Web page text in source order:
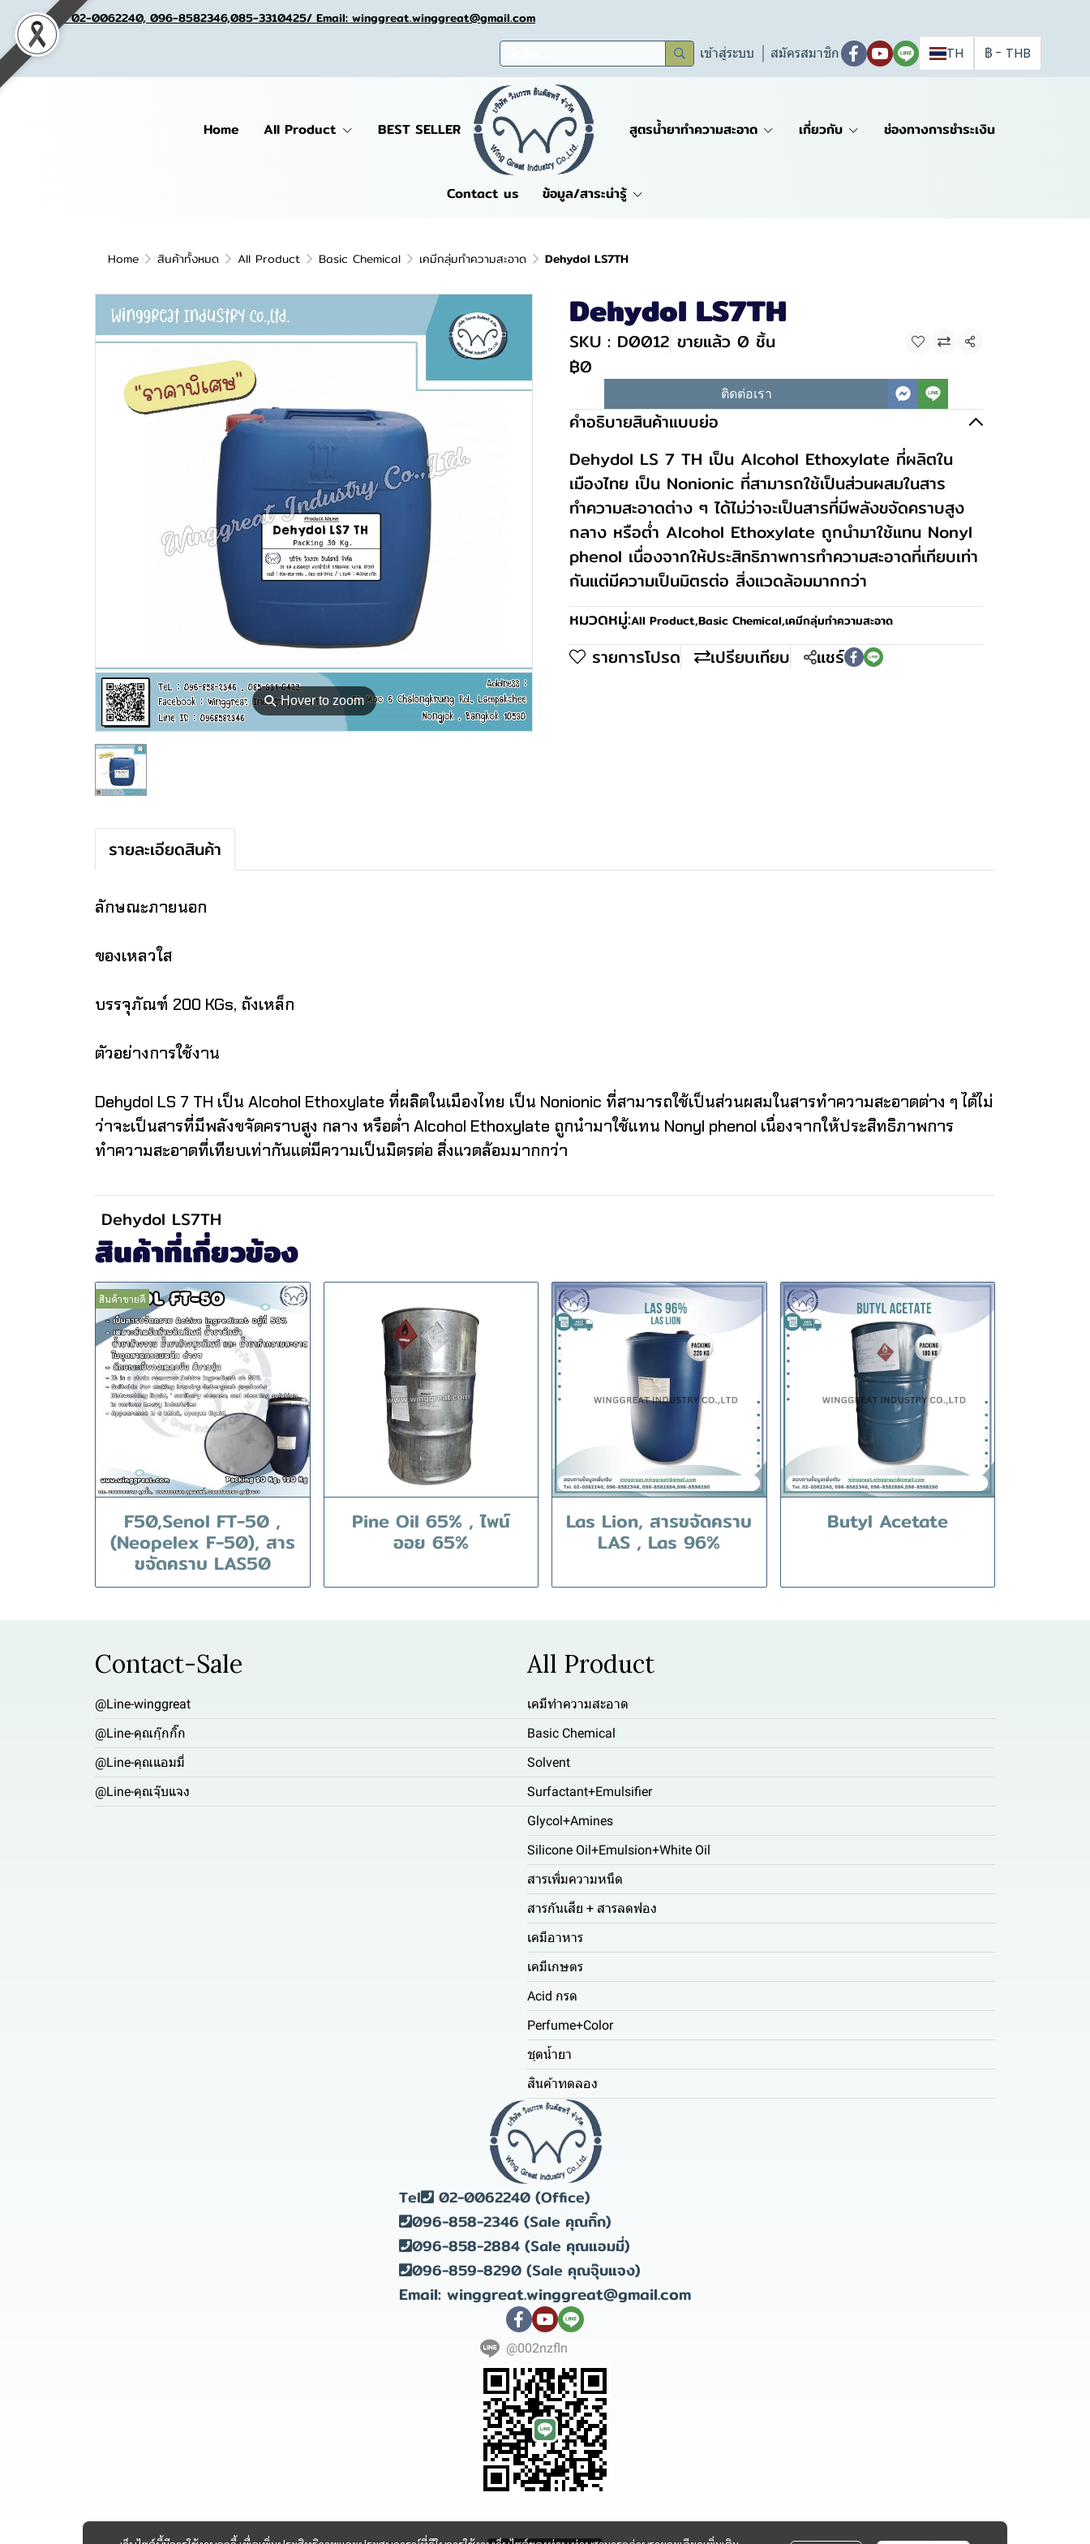
Tel. 02-0062240, 096-8582346,085-3310425/ Email: winggreat.winggreat@gmail.com
เข้าสู่ระบบ สมัครสมาชิก TH ฿ - THB
Home All Product BEST SELLER สูตรน้ำยาทำความสะอาด เกี่ยวกับ ช่องทางการชำระเงิน
Contact us ข้อมูล/สาระน่ารู้
Home สินค้าทั้งหมด All Product Basic Chemical เคมีกลุ่มทำความสะอาด Dehydol LS7TH
⚲Hover to zoom
Dehydol LS7TH
SKU : D0012 ขายแล้ว 0 ชิ้น แชร์
฿0
ติดต่อเรา
คำอธิบายสินค้าแบบย่อ
Dehydol LS 7 TH เป็น Alcohol Ethoxylate ที่ผลิตใน
เมืองไทย เป็น Nonionic ที่สามารถใช้เป็นส่วนผสมในสาร
ทำความสะอาดต่าง ๆ ได้ไม่ว่าจะเป็นสารที่มีพลังขจัดคราบสูง
กลาง หรือต่ำ Alcohol Ethoxylate ถูกนำมาใช้แทน Nonyl
phenol เนื่องจากให้ประสิทธิภาพการทำความสะอาดที่เทียบเท่า
กันแต่มีความเป็นมิตรต่อ สิ่งแวดล้อมมากกว่า
หมวดหมู่:All Product,Basic Chemical,เคมีกลุ่มทำความสะอาด
รายการโปรด เปรียบเทียบ แชร์
รายละเอียดสินค้า
ลักษณะภายนอก
ของเหลวใส
บรรจุภัณฑ์ 200 KGs, ถังเหล็ก
ตัวอย่างการใช้งาน
Dehydol LS 7 TH เป็น Alcohol Ethoxylate ที่ผลิตในเมืองไทย เป็น Nonionic ที่สามารถใช้เป็นส่วนผสมในสารทำความสะอาดต่าง ๆ ได้ไม่
ว่าจะเป็นสารที่มีพลังขจัดคราบสูง กลาง หรือต่ำ Alcohol Ethoxylate ถูกนำมาใช้แทน Nonyl phenol เนื่องจากให้ประสิทธิภาพการ
ทำความสะอาดที่เทียบเท่ากันแต่มีความเป็นมิตรต่อ สิ่งแวดล้อมมากกว่า
Dehydol LS7TH
สินค้าที่เกี่ยวข้อง
สินค้าขายดี
F50,Senol FT-50 ,
(Neopelex F-50), สาร
ขจัดคราบ LAS50
Pine Oil 65% , ไพน์
ออย 65%
Las Lion, สารขจัดคราบ
LAS , Las 96%
Butyl Acetate
Contact-Sale
@Line-winggreat
@Line-คุณกุ๊กกิ๊ก
@Line-คุณแอมมี่
@Line-คุณจุ๊บแจง
All Product
เคมีทำความสะอาด
Basic Chemical
Solvent
Surfactant+Emulsifier
Glycol+Amines
Silicone Oil+Emulsion+White Oil
สารเพิ่มความหนืด
สารกันเสีย + สารลดฟอง
เคมีอาหาร
เคมีเกษตร
Acid กรด
Perfume+Color
ชุดน้ำยา
สินค้าทดลอง
Tel 02-0062240 (Office)
096-858-2346 (Sale คุณกิ๊ก)
096-858-2884 (Sale คุณแอมมี่)
096-859-8290 (Sale คุณจุ๊บแจง)
Email: winggreat.winggreat@gmail.com
@002nzfln
Copyright 2023 | All Rights Reserved | Powered by winggreat